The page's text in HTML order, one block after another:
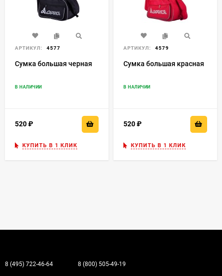
АРТИКУЛ: 4577
Сумка большая черная
В НАЛИЧИИ
520
КУПИТЬ В 1 КЛИК
АРТИКУЛ: 4579
Сумка большая красная
В НАЛИЧИИ
520
КУПИТЬ В 1 КЛИК
8 (495) 722-46-64 8 (800) 505-49-19